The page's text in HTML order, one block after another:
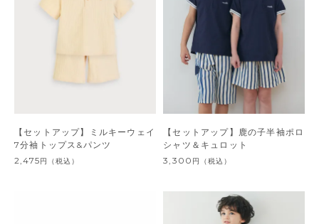
【セットアップ】ミルキーウェイ
7分袖トップス&パンツ
2,475円 （税込）
【セットアップ】鹿の子半袖ポロ
シャツ＆キュロット
3,300 円 （税込）